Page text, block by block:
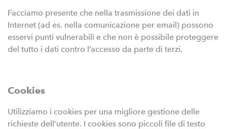
Facciamo presente che nella trasmissione dei dati in
Internet (ad es. nella comunicazione per email) possono
esservi punti vulnerabili e che non è possibile proteggere
del tutto i dati contro l’accesso da parte di terzi.
Cookies
Utilizziamo i cookies per una migliore gestione delle
richieste dell’utente. I cookies sono piccoli file di testo